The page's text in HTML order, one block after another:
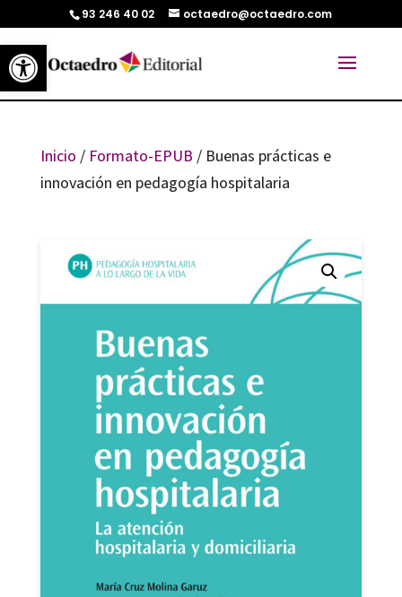
Abrir barra de herramientas
93 246 40 02 octaedro@octaedro.com
Inicio / Formato-EPUB / Buenas prácticas e
innovación en pedagogía hospitalaria